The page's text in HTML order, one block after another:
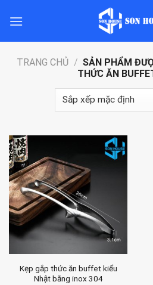
TRANG CHỦ / SẢN PHẨM
THỨC ĂN
Kẹp gắp thức ăn buffet kiểu
Nhật bằng inox 304